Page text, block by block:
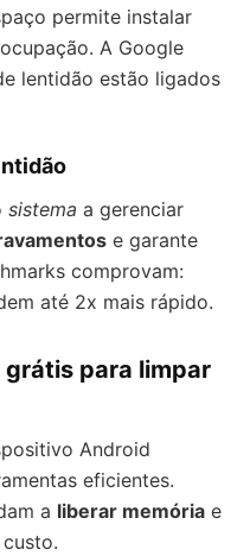
permite instalar
A Google
lentidão estão ligados
sistema a gerenciar
e garante
comprovam:
até 2x mais rápido.
para limpar
Android
eficientes.
a liberar memória e